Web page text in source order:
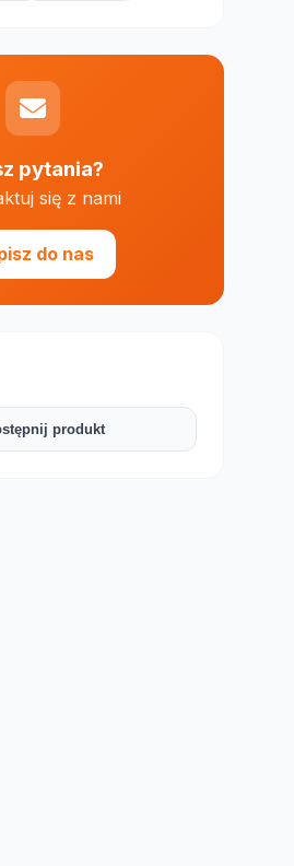
pytania?
się z nami
do nas
produkt